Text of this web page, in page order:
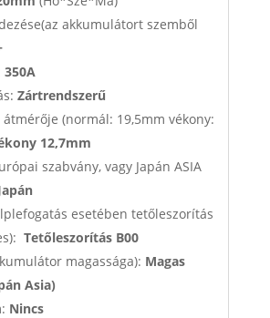
akkumulátort szemből
350A
Zártrendszerű
(normál: 19,5mm vékony:
12,7mm
szabvány, vagy Japán ASIA
esetében tetőleszorítás
Tetőleszorítás B00
magassága): Magas
Asia)
Nincs